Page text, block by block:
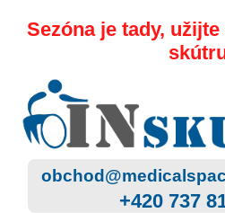
Sezóna je tady,
+420 737